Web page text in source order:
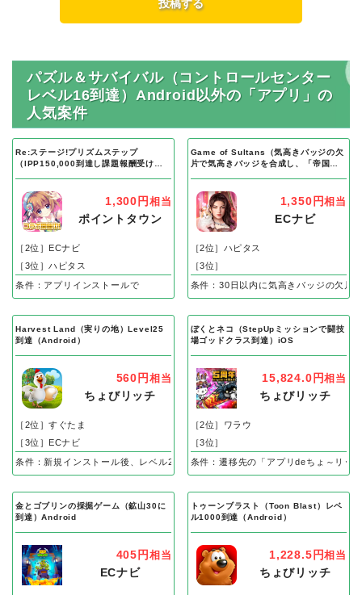
パズル＆サバイバル（コントロールセンター
レベル16到達）Android以外の「アプリ」の
人気案件
Re:ステージ!プリズムステップ
（IPP150,000到達し課題報酬受け取
1,300円 相当
ポイントタウン
［2位］ECナビ
［3位］ハピタス
条件：アプリインストールで
Game of Sultans（気高きバッジの欠
片で気高きバッジを合成し、「帝国五
1,350円相当
ECナビ
［2位］ハピタス
［3位］
条件：30日以内に気高きバッジの欠片
Harvest Land（実りの地）Level25
到達（Android）
560円 相当
ちょびリッチ
［2位］すぐたま
［3位］ECナビ
条件：新規インストール後、レベル25到達で成果
ぼくとネコ（StepUpミッションで闘技
場ゴッドクラス到達）iOS
15,824.0円相当
ちょびリッチ
［2位］ワラウ
［3位］
条件：遷移先の「アプリdeちょ～リッ
金とゴブリンの採掘ゲーム（鉱山30に
到達）Android
405円 相当
ECナビ
トゥーンブラスト（Toon Blast）レベ
ル1000到達（Android）
1,228.5円相当
ちょびリッチ